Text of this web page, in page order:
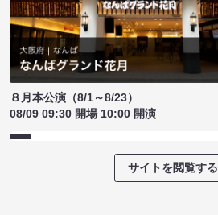
８月本公演（8/1～8/23）
08/09 09:30 開場 10:00 開演
サイトを閲覧する